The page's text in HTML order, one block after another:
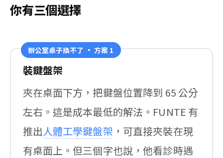
你有三個選擇
辦公室桌子換不了 · 方案 1
裝鍵盤架
夾在桌面下方，把鍵盤位置降到 65 公分
左右。這是成本最低的解法。FUNTE 有
推出人體工學鍵盤架 ，可直接夾裝在現
有桌面上。但三個字也說，他看診時遇